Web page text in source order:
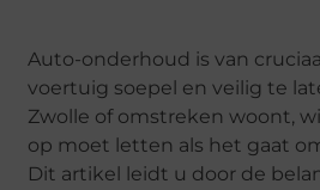
Auto-onderhoud is van
voertuig soepel en veilig te
Zwolle of omstreken woont,
op moet letten als het gaat
Dit artikel leidt u door de